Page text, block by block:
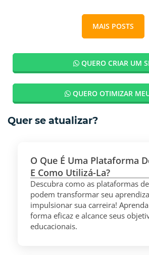
MAIS POSTS
QUERO CRIAR UM
QUERO OTIMIZAR
Quer se atualizar?
O Que É Uma Plataforma
E Como Utilizá-La?
Descubra como as plataformas
podem transformar seu
impulsionar sua carreira!
forma eficaz e alcance seus
educacionais.